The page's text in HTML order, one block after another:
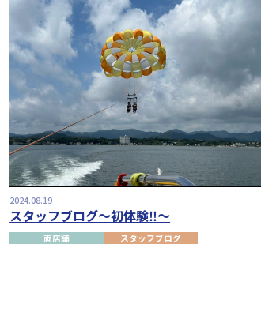
2024.08.19
スタッフブログ～初体験‼～
両店舗 スタッフブログ